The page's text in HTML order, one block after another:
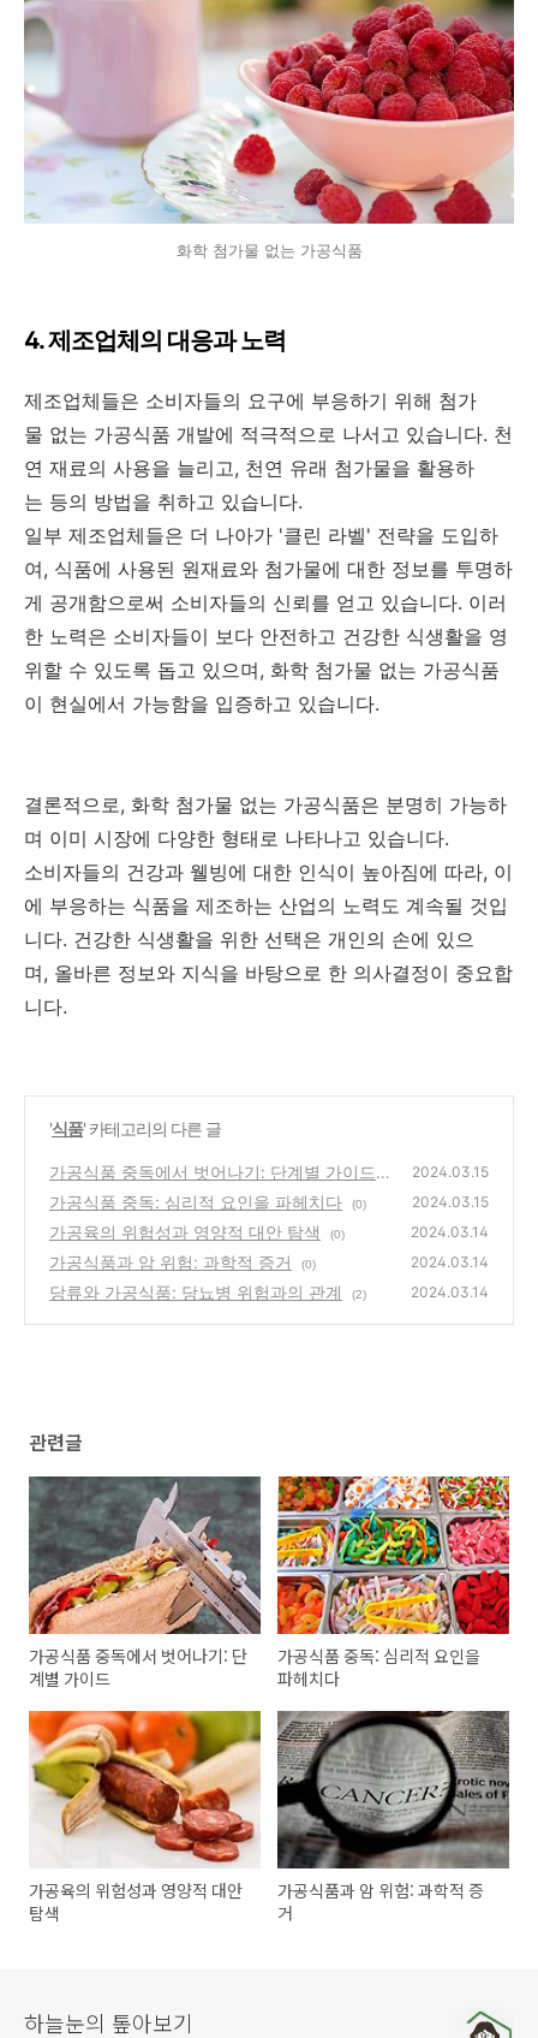
화학 첨가물 없는 가공식품
4. 제조업체의 대응과 노력
제조업체들은 소비자들의 요구에 부응하기 위해 첨가
물 없는 가공식품 개발에 적극적으로 나서고 있습니다. 천
연 재료의 사용을 늘리고, 천연 유래 첨가물을 활용하
는 등의 방법을 취하고 있습니다.
일부 제조업체들은 더 나아가 '클린 라벨' 전략을 도입하
여, 식품에 사용된 원재료와 첨가물에 대한 정보를 투명하
게 공개함으로써 소비자들의 신뢰를 얻고 있습니다. 이러
한 노력은 소비자들이 보다 안전하고 건강한 식생활을 영
위할 수 있도록 돕고 있으며, 화학 첨가물 없는 가공식품
이 현실에서 가능함을 입증하고 있습니다.
결론적으로, 화학 첨가물 없는 가공식품은 분명히 가능하
며 이미 시장에 다양한 형태로 나타나고 있습니다.
소비자들의 건강과 웰빙에 대한 인식이 높아짐에 따라, 이
에 부응하는 식품을 제조하는 산업의 노력도 계속될 것입
니다. 건강한 식생활을 위한 선택은 개인의 손에 있으
며, 올바른 정보와 지식을 바탕으로 한 의사결정이 중요합
니다.
'식품' 카테고리의 다른 글
가공식품 중독에서 벗어나기: 단계별 가이드
(0)
2024.03.15
가공식품 중독: 심리적 요인을 파헤치다 (0) 2024.03.15
가공육의 위험성과 영양적 대안 탐색 (0) 2024.03.14
가공식품과 암 위험: 과학적 증거 (0) 2024.03.14
당류와 가공식품: 당뇨병 위험과의 관계 (2) 2024.03.14
관련글
가공식품 중독에서 벗어나기: 단
계별 가이드
가공식품 중독: 심리적 요인을
파헤치다
가공육의 위험성과 영양적 대안
탐색
가공식품과 암 위험: 과학적 증
거
하늘눈의 톺아보기